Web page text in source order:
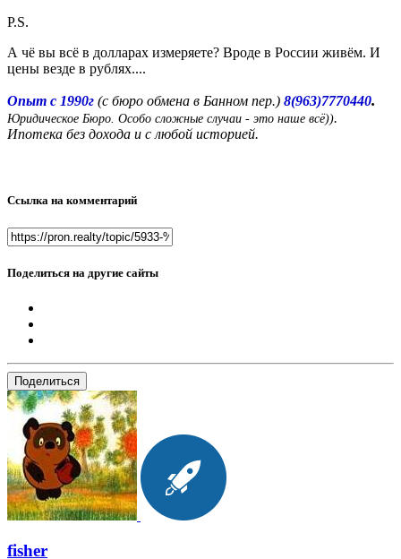
P.S.
А чё вы всё в долларах измеряете? Вроде в России живём. И
цены везде в рублях....
Опыт с 1990г (с бюро обмена в Банном пер.) 8(963)7770440.
Юридическое Бюро. Особо сложные случаи - это наше всё)).
Ипотека без дохода и с любой историей.
Ссылка на комментарий
Поделиться на другие сайты
Поделиться
fisher